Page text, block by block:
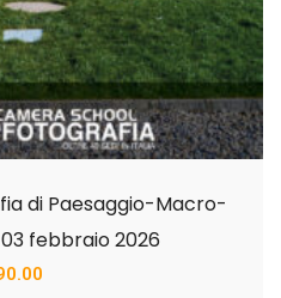
di Paesaggio-Macro-
febbraio 2026